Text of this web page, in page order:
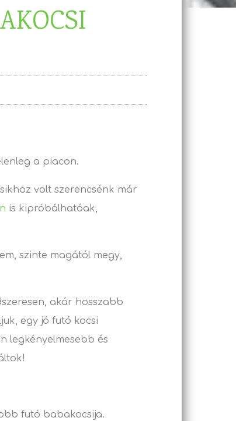
a piacon.
volt szerencsénk már
is kipróbálhatóak,
szinte magától megy,
akár hosszabb
egy jó futó kocsi
legkényelmesebb és
futó babakocsija.